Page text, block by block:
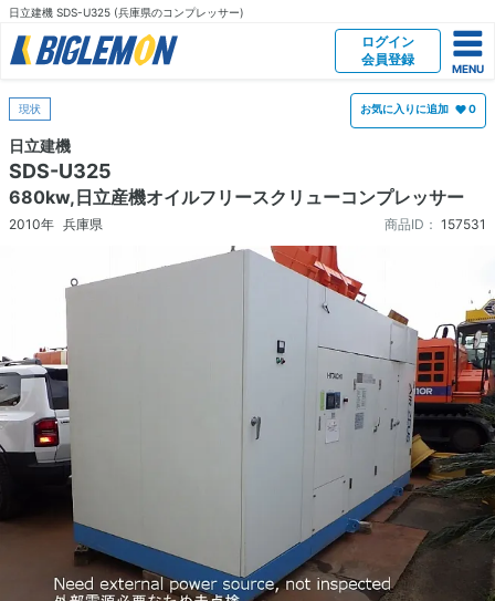
日立建機 SDS-U325 (兵庫県のコンプレッサー)
ログイン
会員登録
現状 お気に入りに追加 0
日立建機
SDS-U325
680kw,日立産機オイルフリースクリューコンプレッサー
2010年 兵庫県 商品ID： 157531